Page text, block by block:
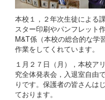
本校１，２年次生徒による
スター印刷やパンフレット
M&T係（本校の総合的な学
作業をしてくれています。
１月２７日（月），本校ア
究全体発表会，入退室自由
りです。保護者の皆さんは
ております。